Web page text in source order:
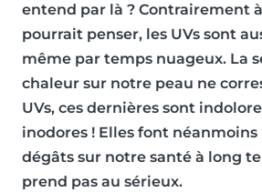
entend par là ? Contrairement à
pourrait penser, les UVs sont
même par temps nuageux. La
chaleur sur notre peau ne
UVs, ces dernières sont
inodores ! Elles font
dégâts sur notre santé à long
prend pas au sérieux.